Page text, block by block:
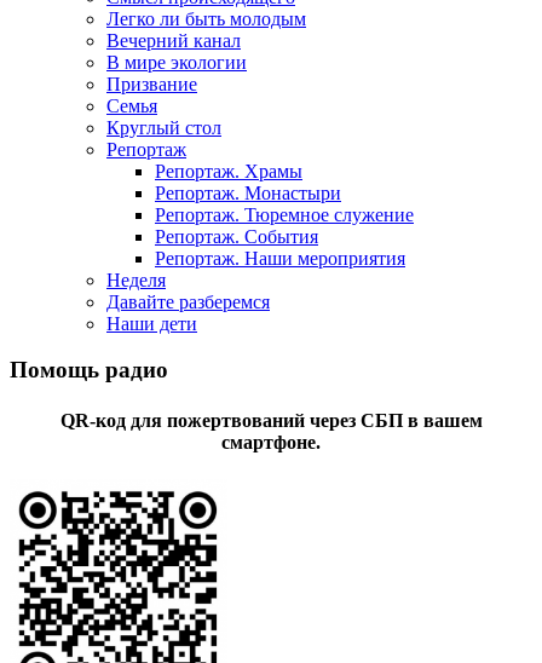
Легко ли быть молодым
Вечерний канал
В мире экологии
Призвание
Семья
Круглый стол
Репортаж
Репортаж. Храмы
Репортаж. Монастыри
Репортаж. Тюремное служение
Репортаж. События
Репортаж. Наши мероприятия
Неделя
Давайте разберемся
Наши дети
Помощь радио
QR-код для пожертвований через СБП в вашем
смартфоне.